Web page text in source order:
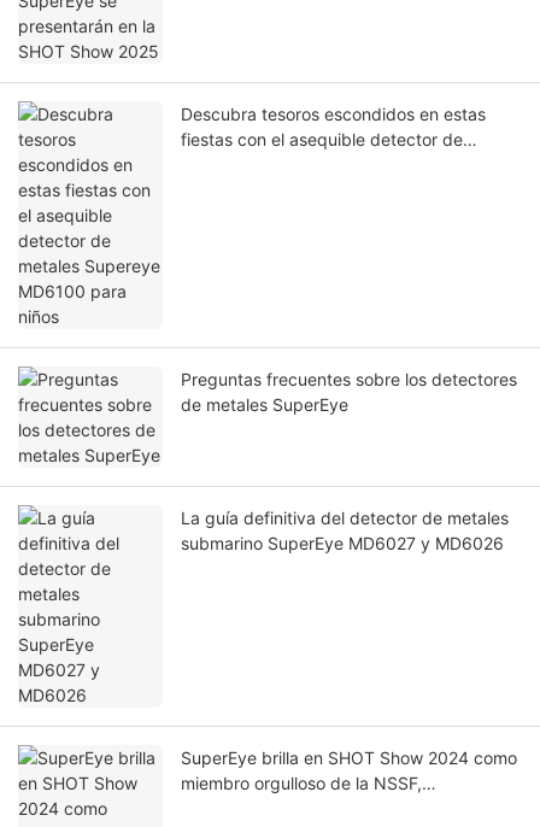
Descubra tesoros escondidos en estas
fiestas con el asequible detector de
Preguntas frecuentes sobre los detectores
de metales SuperEye
La guía definitiva del detector de metales
submarino SuperEye MD6027 y MD6026
SuperEye brilla en SHOT Show 2024 como
miembro orgulloso de la NSSF,